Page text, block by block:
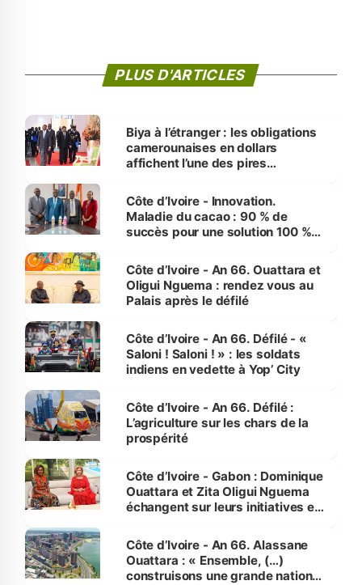
PLUS D'ARTICLES
Biya à l’étranger : les obligations
camerounaises en dollars
affichent l’une des pires
Côte d’Ivoire - Innovation.
Maladie du cacao : 90 % de
succès pour une solution 100 %
Côte d’Ivoire - An 66. Ouattara et
Oligui Nguema : rendez vous au
Palais après le défilé
Côte d’Ivoire - An 66. Défilé - «
Saloni ! Saloni ! » : les soldats
indiens en vedette à Yop’ City
Côte d’Ivoire - An 66. Défilé :
L’agriculture sur les chars de la
prospérité
Côte d’Ivoire - Gabon : Dominique
Ouattara et Zita Oligui Nguema
échangent sur leurs initiatives en
enfants
Côte d’Ivoire - An 66. Alassane
Ouattara : « Ensemble, (…)
construisons une grande nation